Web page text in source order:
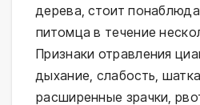
дерева, стоит
питомца в течение
Признаки отравления
дыхание, слабость,
расширенные зрачки,